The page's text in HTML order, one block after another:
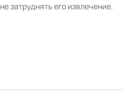
затруднять его извлечение.